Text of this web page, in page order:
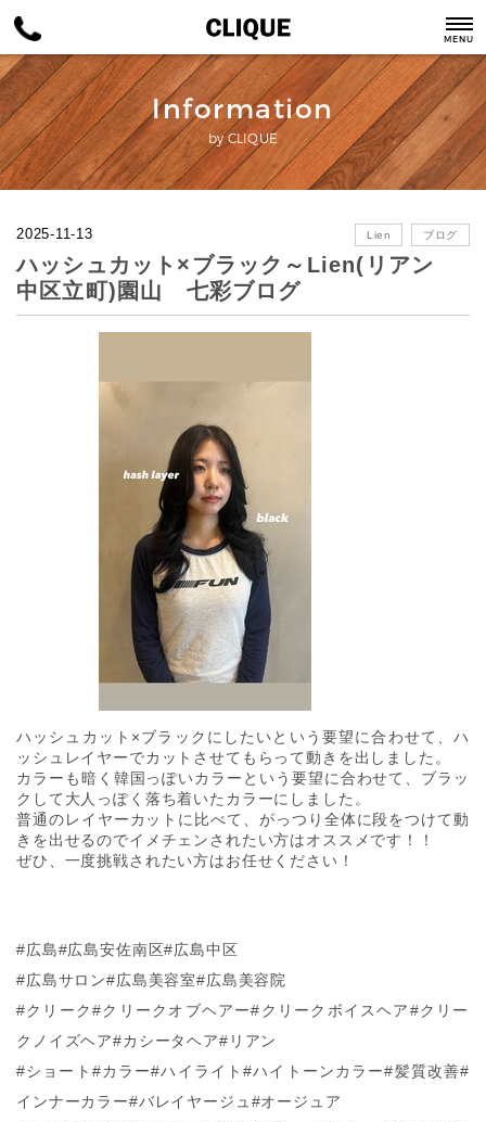
MENU
Information
by CLIQUE
2025-11-13 Lien ブログ
ハッシュカット×ブラック～Lien(リアン
中区立町)園山 七彩ブログ
ハッシュカット×ブラックにしたいという要望に合わせて、ハ
ッシュレイヤーでカットさせてもらって動きを出しました。
カラーも暗く韓国っぽいカラーという要望に合わせて、ブラッ
クして大人っぽく落ち着いたカラーにしました。
普通のレイヤーカットに比べて、がっつり全体に段をつけて動
きを出せるのでイメチェンされたい方はオススメです！！
ぜひ、一度挑戦されたい方はお任せください！
#広島#広島安佐南区#広島中区
#広島サロン#広島美容室#広島美容院
#クリーク#クリークオブヘアー#クリークボイスヘア#クリー
クノイズヘア#カシータヘア#リアン
#ショート#カラー#ハイライト#ハイトーンカラー#髪質改善#
インナーカラー#バレイヤージュ#オージュア